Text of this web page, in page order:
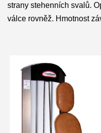
strany stehenních svalů.
válce rovněž. Hmotnost